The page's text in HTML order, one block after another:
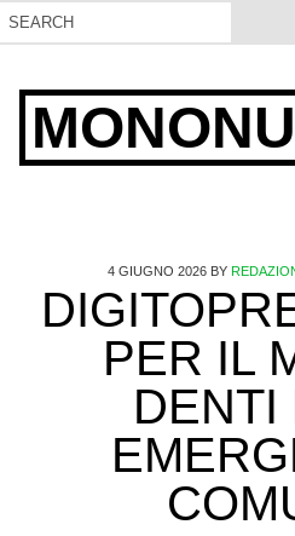
4 GIUGNO 2026 BY
PER IL
DENTI